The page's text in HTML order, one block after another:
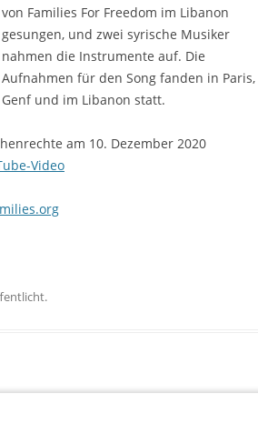
von Families For Freedom im Libanon
gesungen, und zwei syrische Musiker
nahmen die Instrumente auf. Die
Aufnahmen für den Song fanden in Paris,
Genf und im Libanon statt.
am 10. Dezember 2020
Video